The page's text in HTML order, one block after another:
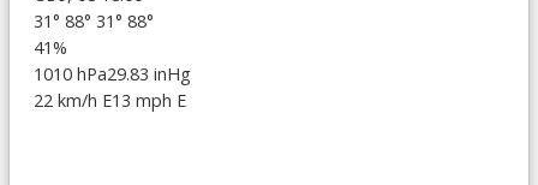
31° 88° 31° 88°
41%
1010 hPa29.83 inHg
22 km/h E13 mph E